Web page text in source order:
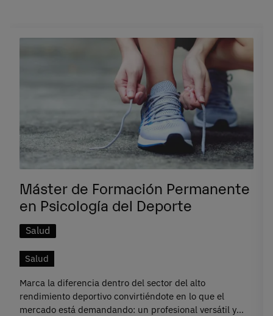
Máster de Formación Permanente
en Psicología del Deporte
Salud
Salud
Marca la diferencia dentro del sector del alto
rendimiento deportivo convirtiéndote en lo que el
mercado está demandando: un profesional versátil y